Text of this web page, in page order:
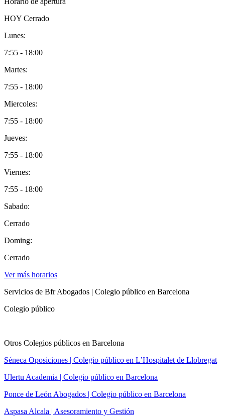
HOY Cerrado
Lunes:
7:55 - 18:00
Martes:
7:55 - 18:00
Miercoles:
7:55 - 18:00
Jueves:
7:55 - 18:00
Viernes:
7:55 - 18:00
Sabado:
Cerrado
Doming:
Cerrado
Ver más horarios
Servicios de Bfr Abogados | Colegio público en Barcelona
Colegio público
Otros Colegios públicos en Barcelona
Séneca Oposiciones | Colegio público en L’Hospitalet de Llobregat
Ulertu Academia | Colegio público en Barcelona
Ponce de León Abogados | Colegio público en Barcelona
Aspasa Alcala | Asesoramiento y Gestión